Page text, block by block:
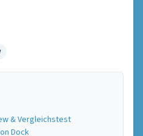
& Vergleichstest
Dock